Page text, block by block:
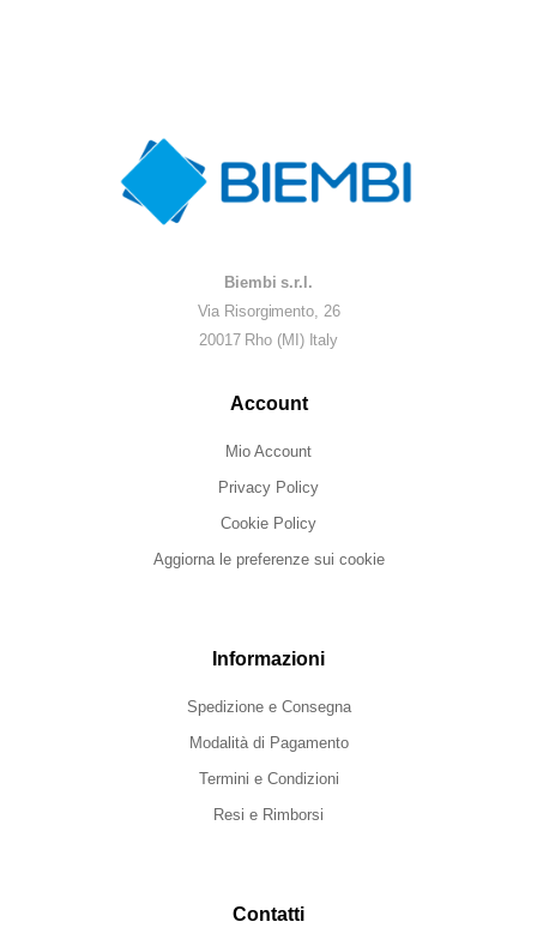
Biembi s.r.l.
Via Risorgimento, 26
20017 Rho (MI) Italy
Account
Mio Account
Privacy Policy
Cookie Policy
Aggiorna le preferenze sui cookie
Informazioni
Spedizione e Consegna
Modalità di Pagamento
Termini e Condizioni
Resi e Rimborsi
Contatti